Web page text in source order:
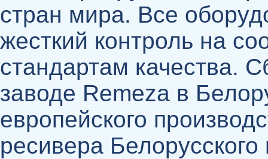
стран мира. Все
жесткий контроль на
стандартам качества.
заводе Remeza в
европейского
ресивера Белорусского